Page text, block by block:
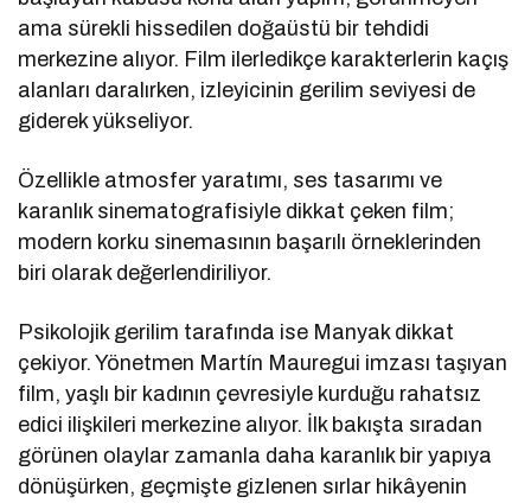
ama sürekli hissedilen doğaüstü bir tehdidi
merkezine alıyor. Film ilerledikçe karakterlerin kaçış
alanları daralırken, izleyicinin gerilim seviyesi de
giderek yükseliyor.
Özellikle atmosfer yaratımı, ses tasarımı ve
karanlık sinematografisiyle dikkat çeken film;
modern korku sinemasının başarılı örneklerinden
biri olarak değerlendiriliyor.
Psikolojik gerilim tarafında ise Manyakdikkat
çekiyor. Yönetmen Martín Mauregui imzası taşıyan
film, yaşlı bir kadının çevresiyle kurduğu rahatsız
edici ilişkileri merkezine alıyor. İlk bakışta sıradan
görünen olaylar zamanla daha karanlık bir yapıya
dönüşürken, geçmişte gizlenen sırlar hikâyenin